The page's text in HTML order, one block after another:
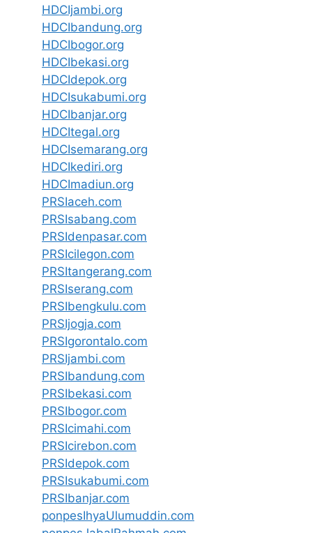
HDCIjambi.org
HDCIbandung.org
HDCIbogor.org
HDCIbekasi.org
HDCIdepok.org
HDCIsukabumi.org
HDCIbanjar.org
HDCItegal.org
HDCIsemarang.org
HDCIkediri.org
HDCImadiun.org
PRSIaceh.com
PRSIsabang.com
PRSIdenpasar.com
PRSIcilegon.com
PRSItangerang.com
PRSIserang.com
PRSIbengkulu.com
PRSIjogja.com
PRSIgorontalo.com
PRSIjambi.com
PRSIbandung.com
PRSIbekasi.com
PRSIbogor.com
PRSIcimahi.com
PRSIcirebon.com
PRSIdepok.com
PRSIsukabumi.com
PRSIbanjar.com
ponpesIhyaUlumuddin.com